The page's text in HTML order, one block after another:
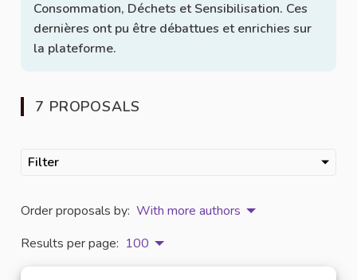
Consommation, Déchets et Sensibilisation. Ces
dernières ont pu être débattues et enrichies sur
la plateforme.
7 PROPOSALS
Filter
Order proposals by: With more authors
Results per page: 100